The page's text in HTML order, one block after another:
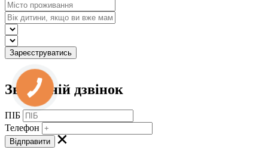
Зворотній дзвінок
ПІБ
Телефон